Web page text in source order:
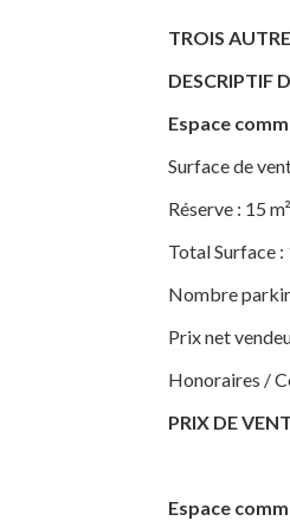
TROIS
DESCRIPTIF
Espace
Surface de
Réserve : 15 m²
Total Surface :
Nombre
Prix net
Honoraires /
PRIX DE
Espace